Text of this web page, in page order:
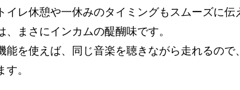
イレ休憩や一休みのタイミングもスムーズに
、まさにインカムの醍醐味です。
能を使えば、同じ音楽を聴きながら走れるの
。